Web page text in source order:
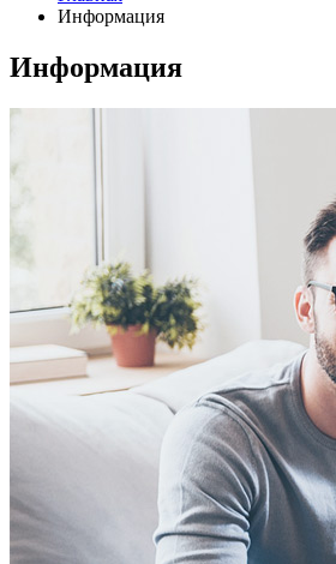
Информация
Информация